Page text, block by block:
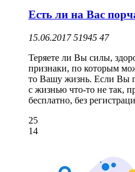
Есть ли на Вас
15.06.2017 51945 47
Теряете ли Вы силы,
признаки, по которым
то Вашу жизнь. Если Вы
с жизнью что-то не так,
бесплатно, без
25
14